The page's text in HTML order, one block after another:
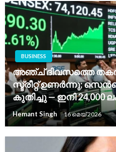
BUSINESS
അഞ്ച് ദിവസത്തെ
സ്ട്രീറ്റ് ഉണർന്നു;
കുതിച്ചു — ഇനി 24,000
Hemant Singh 16 മെയ്‌ 2026